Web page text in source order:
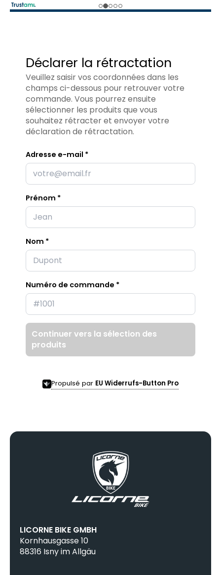
Déclarer la rétractation
Veuillez saisir vos coordonnées dans les
champs ci-dessous pour retrouver votre
commande. Vous pourrez ensuite
sélectionner les produits que vous
souhaitez rétracter et envoyer votre
déclaration de rétractation.
Adresse e-mail *
Prénom *
Nom *
Numéro de commande *
Continuer vers la sélection des
produits
Propulsé par EU Widerrufs-Button Pro
LICORNE BIKE GMBH
Kornhausgasse 10
88316 Isny im Allgäu